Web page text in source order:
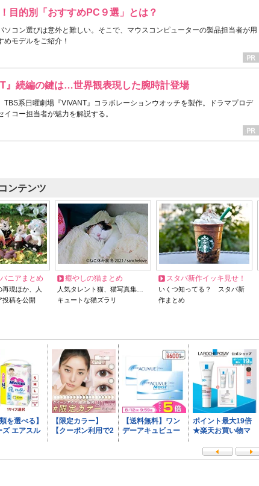
目的別「おすすめPC９選」とは？
ソコン選びは意外と難しい。そこで、マウスコンピューターの製品担当者が用
めモデルをご紹介！
』続編の鍵は…世界観表現した腕時計登場
TBS系日曜劇場『VIVANT』コラボレーションウオッチを製作。ドラマプロデ
イコー担当者が魅力を解説する。
ンテンツ
ニアまとめ
再現ほか、人
投稿を公開
癒やしの猫まとめ
人気タレント猫、猫写真集…
キュートな猫ズラリ
スタバ新作イッキ見せ！
いくつ知ってる？ スタバ新
作まとめ